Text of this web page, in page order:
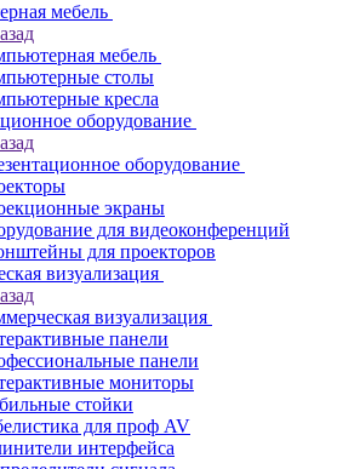
мебель
мебель
столы
кресла
оборудование
оборудование
экраны
для видеоконференций
для проекторов
визуализация
визуализация
панели
панели
мониторы
стойки
для проф AV
интерфейса